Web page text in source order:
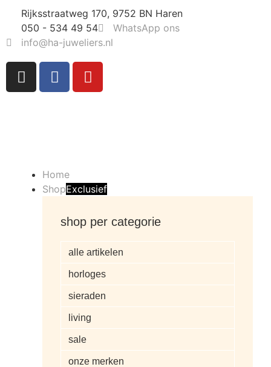
Rijksstraatweg 170, 9752 BN Haren
050 - 534 49 54
WhatsApp ons
info@ha-juweliers.nl
Home
ShopExclusief
shop per categorie
alle artikelen
horloges
sieraden
living
sale
onze merken